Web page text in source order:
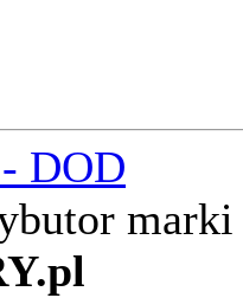
DOD